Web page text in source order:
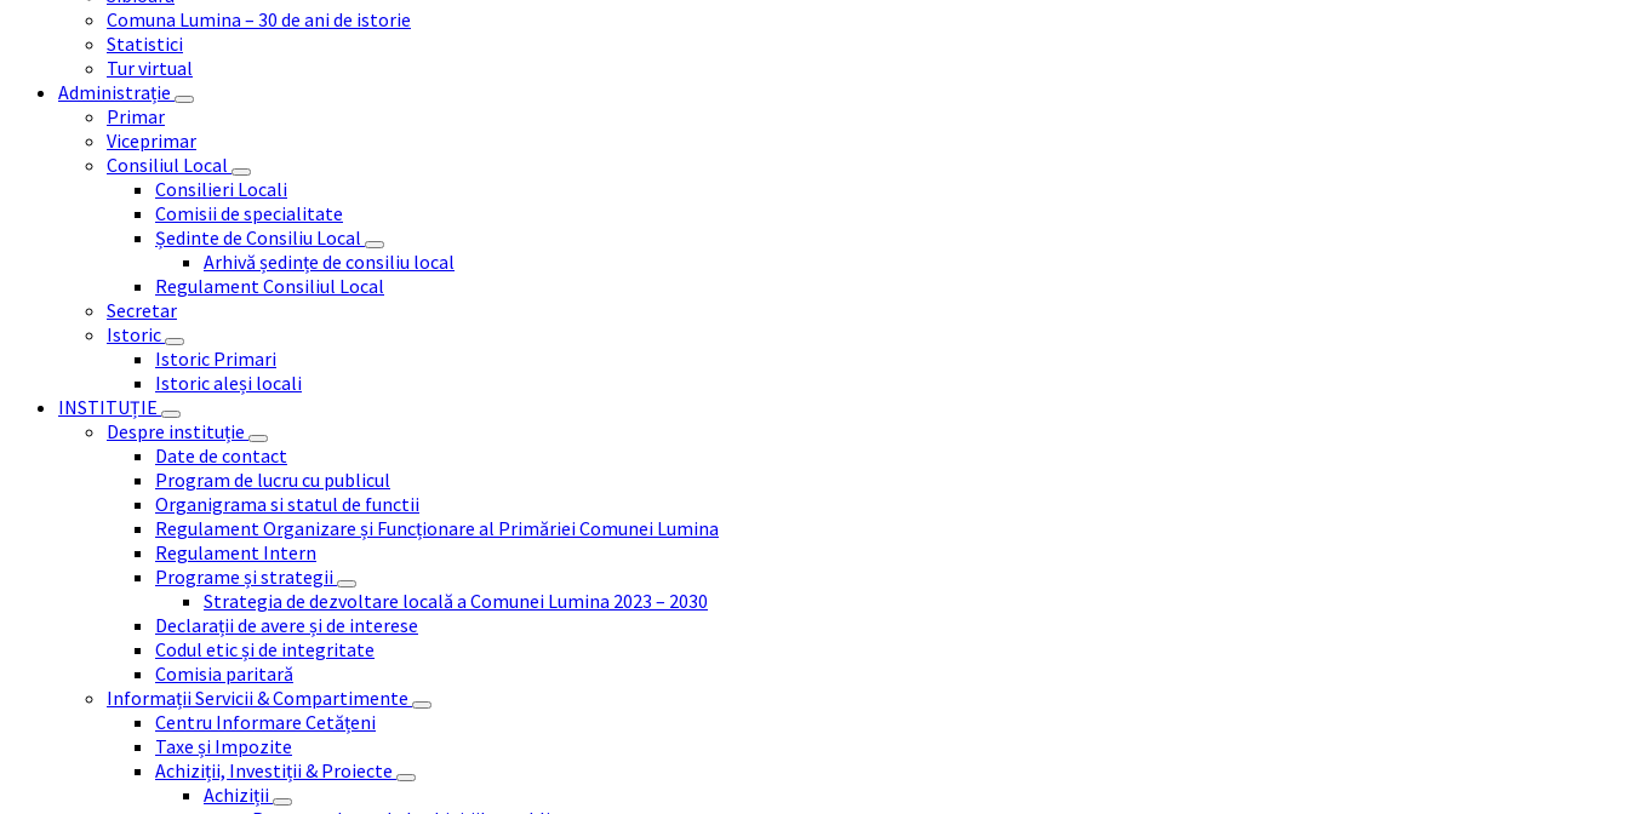
Comuna Lumina – 30 de ani de istorie
Statistici
Tur virtual
Administrație
Primar
Viceprimar
Consiliul Local
Consilieri Locali
Comisii de specialitate
Ședinte de Consiliu Local
Arhivă ședințe de consiliu local
Regulament Consiliul Local
Secretar
Istoric
Istoric Primari
Istoric aleși locali
INSTITUȚIE
Despre instituție
Date de contact
Program de lucru cu publicul
Organigrama si statul de functii
Regulament Organizare și Funcționare al Primăriei Comunei Lumina
Regulament Intern
Programe și strategii
Strategia de dezvoltare locală a Comunei Lumina 2023 – 2030
Declarații de avere și de interese
Codul etic și de integritate
Comisia paritară
Informații Servicii & Compartimente
Centru Informare Cetățeni
Taxe și Impozite
Achiziții, Investiții & Proiecte
Achiziții